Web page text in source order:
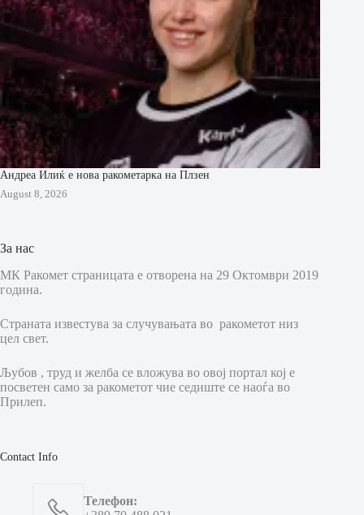
Андреа Илиќ е нова ракометарка на Плзен
August 8, 2026
За нас
МК Ракомет страницата е отворена на 29 Октомври 2019
година.
Страната известува за случувањата во ракометот низ
цел свет.
Љубов , труд и желба се вложува во овој портал кој е
посветен само за ракометот чие седиште се наоѓа во
Прилеп.
Contact Info
Телефон: